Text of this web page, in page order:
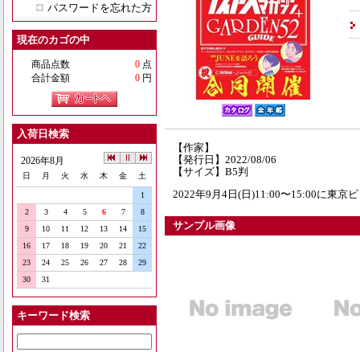
パスワードを忘れた方
現在のカゴの中
商品点数 0 点
合計金額
0 円
入荷日検索
2026年8月
日 月 火 水 木 金 土
1
2
3 4 5 6 7
8
9
10 11 12 13 14
15
16
17 18 19 20 21
22
23
24 25 26 27 28
29
30
31
キーワード検索
【作家】
【発行日】2022/08/06
【サイズ】B5判
2022年9月4日(日)11:00〜15:00に東京
サンプル画像